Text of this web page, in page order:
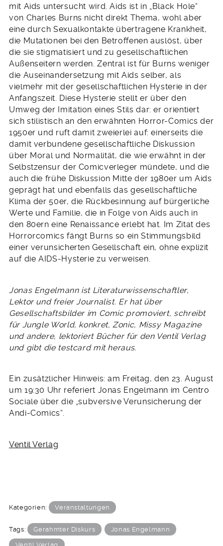
mit Aids untersucht wird. Aids ist in „Black Hole“
von Charles Burns nicht direkt Thema, wohl aber
eine durch Sexualkontakte übertragene Krankheit,
die Mutationen bei den Betroffenen auslöst, über
die sie stigmatisiert und zu gesellschaftlichen
Außenseitern werden. Zentral ist für Burns weniger
die Auseinandersetzung mit Aids selber, als
vielmehr mit der gesellschaftlichen Hysterie in der
Anfangszeit. Diese Hysterie stellt er über den
Umweg der Imitation eines Stils dar: er orientiert
sich stilistisch an den erwähnten Horror-Comics der
1950er und ruft damit zweierlei auf: einerseits die
damit verbundene gesellschaftliche Diskussion
über Moral und Normalität, die wie erwähnt in der
Selbstzensur der Comicverleger mündete, und die
auch die frühe Diskussion Mitte der 1980er um Aids
geprägt hat und ebenfalls das gesellschaftliche
Klima der 50er, die Rückbesinnung auf bürgerliche
Werte und Familie, die in Folge von Aids auch in
den 80ern eine Renaissance erlebt hat. Im Zitat des
Horrorcomics fängt Burns so ein Stimmungsbild
einer verunsicherten Gesellschaft ein, ohne explizit
auf die AIDS-Hysterie zu verweisen.
Jonas Engelmann ist Literaturwissenschaftler,
Lektor und freier Journalist. Er hat über
Gesellschaftsbilder im Comic promoviert, schreibt
für Jungle World, konkret, Zonic, Missy Magazine
und andere, lektoriert Bücher für den Ventil Verlag
und gibt die testcard mit heraus.
Ein zusätzlicher Hinweis: am Freitag, den 23. August
um 19:30 Uhr referiert Jonas Engelmann im Centro
Sociale über die „subversive Verunsicherung der
Andi-Comics“.
Ventil Verlag
Kategorien: Veranstaltungen
Tags: Gerahmter Diskurs Jonas Engelmann